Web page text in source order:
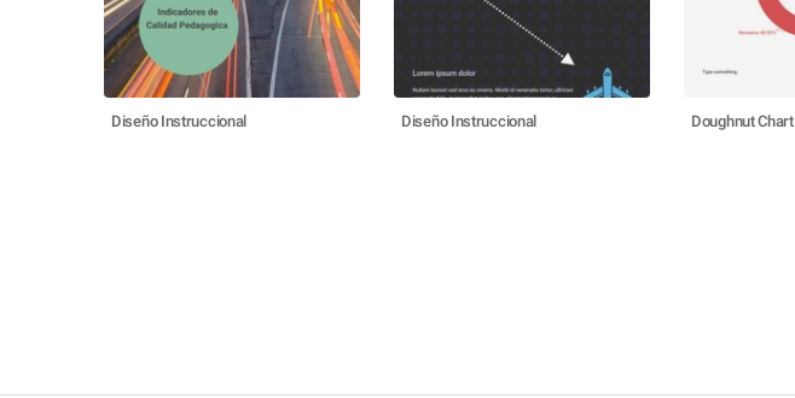
Diseño Instruccional Diseño Instruccional Doughnut Chart